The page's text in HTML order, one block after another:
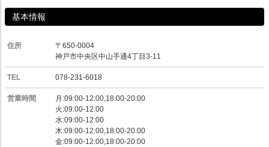
基本情報
住所
〒650-0004
神戸市中央区中山手通4丁目3-11
TEL 078-231-6018
営業時間
月:09:00-12:00,18:00-20:00
火:09:00-12:00
水:09:00-12:00
木:09:00-12:00,18:00-20:00
金:09:00-12:00,18:00-20:00